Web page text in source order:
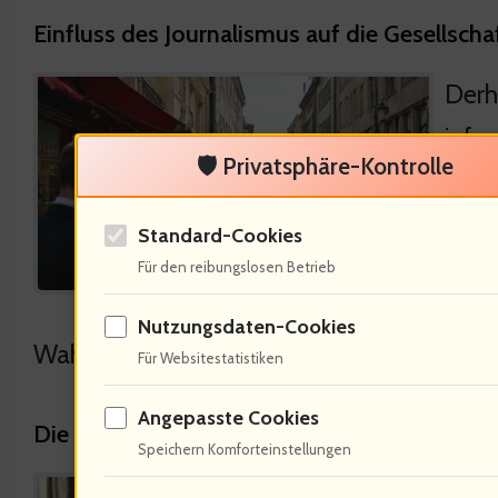
Einfluss des Journalismus auf die
eine
ist
Wahrnehmung von Wahrheit in der
Die Rolle der Comedy in der Medienkritik
🛡️ Privatsphäre-Kontrolle
Standard-Cookies
Für den reibungslosen Betrieb
Nutzungsdaten-Cookies
Für Websitestatistiken
Angepasste Cookies
Speichern Komforteinstellungen